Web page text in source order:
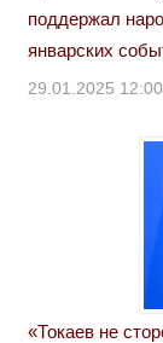
поддержал
январских
29.01.2025 12:00
«Токаев не